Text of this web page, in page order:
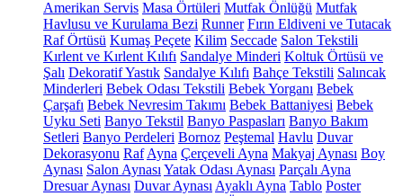
Amerikan Servis Masa Örtüleri Mutfak Önlüğü Mutfak
Havlusu ve Kurulama Bezi Runner Fırın Eldiveni ve Tutacak
Raf Örtüsü Kumaş Peçete Kilim Seccade Salon Tekstili
Kırlent ve Kırlent Kılıfı Sandalye Minderi Koltuk Örtüsü ve
Şalı Dekoratif Yastık Sandalye Kılıfı Bahçe Tekstili Salıncak
Minderleri Bebek Odası Tekstili Bebek Yorganı Bebek
Çarşafı Bebek Nevresim Takımı Bebek Battaniyesi Bebek
Uyku Seti Banyo Tekstil Banyo Paspasları Banyo Bakım
Setleri Banyo Perdeleri Bornoz Peştemal Havlu Duvar
Dekorasyonu Raf Ayna Çerçeveli Ayna Makyaj Aynası Boy
Aynası Salon Aynası Yatak Odası Aynası Parçalı Ayna
Dresuar Aynası Duvar Aynası Ayaklı Ayna Tablo Poster